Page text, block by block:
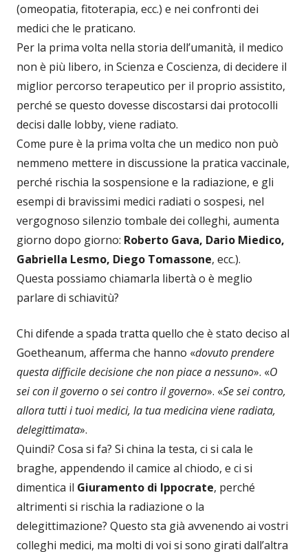
(omeopatia, fitoterapia, ecc.) e nei confronti dei
medici che le praticano.
Per la prima volta nella storia dell’umanità, il medico
non è più libero, in Scienza e Coscienza, di decidere il
miglior percorso terapeutico per il proprio assistito,
perché se questo dovesse discostarsi dai protocolli
decisi dalle lobby, viene radiato.
Come pure è la prima volta che un medico non può
nemmeno mettere in discussione la pratica vaccinale,
perché rischia la sospensione e la radiazione, e gli
esempi di bravissimi medici radiati o sospesi, nel
vergognoso silenzio tombale dei colleghi, aumenta
giorno dopo giorno: Roberto Gava, Dario Miedico,
Gabriella Lesmo, Diego Tomassone, ecc.).
Questa possiamo chiamarla libertà o è meglio
parlare di schiavitù?
Chi difende a spada tratta quello che è stato deciso al
Goetheanum, afferma che hanno «dovuto prendere
questa difficile decisione che non piace a nessuno». «O
sei con il governo o sei contro il governo». «Se sei contro,
allora tutti i tuoi medici, la tua medicina viene radiata,
delegittimata».
Quindi? Cosa si fa? Si china la testa, ci si cala le
braghe, appendendo il camice al chiodo, e ci si
dimentica il Giuramento di Ippocrate, perché
altrimenti si rischia la radiazione o la
delegittimazione? Questo sta già avvenendo ai vostri
colleghi medici, ma molti di voi si sono girati dall’altra